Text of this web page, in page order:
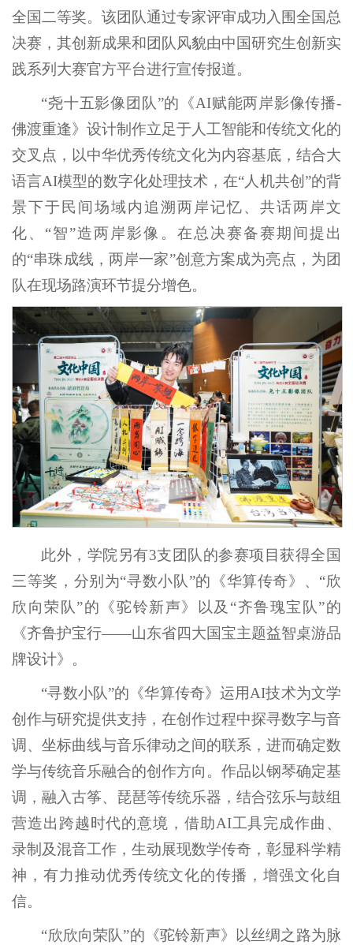
全国二等奖。该团队通过专家评审成功入围全国总
决赛，其创新成果和团队风貌由中国研究生创新实
践系列大赛官方平台进行宣传报道。
“尧十五影像团队”的《AI赋能两岸影像传播-
佛渡重逢》设计制作立足于人工智能和传统文化的
交叉点，以中华优秀传统文化为内容基底，结合大
语言AI模型的数字化处理技术，在“人机共创”的背
景下于民间场域内追溯两岸记忆、共话两岸文
化、“智”造两岸影像。在总决赛备赛期间提出
的“串珠成线，两岸一家”创意方案成为亮点，为团
队在现场路演环节提分增色。
此外，学院另有3支团队的参赛项目获得全国
三等奖，分别为“寻数小队”的《华算传奇》、“欣
欣向荣队”的《驼铃新声》以及“齐鲁瑰宝队”的
《齐鲁护宝行——山东省四大国宝主题益智桌游品
牌设计》。
“寻数小队”的《华算传奇》运用AI技术为文学
创作与研究提供支持，在创作过程中探寻数字与音
调、坐标曲线与音乐律动之间的联系，进而确定数
学与传统音乐融合的创作方向。作品以钢琴确定基
调，融入古筝、琵琶等传统乐器，结合弦乐与鼓组
营造出跨越时代的意境，借助AI工具完成作曲、
录制及混音工作，生动展现数学传奇，彰显科学精
神，有力推动优秀传统文化的传播，增强文化自
信。
“欣欣向荣队”的《驼铃新声》以丝绸之路为脉